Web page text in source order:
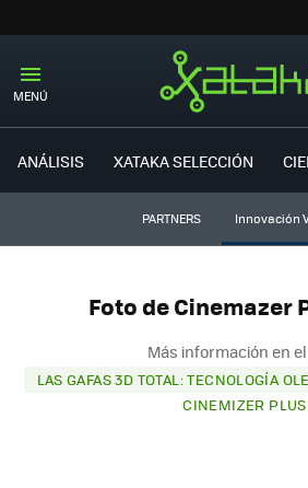
MENÚ
ANÁLISIS XATAKA SELECCIÓN
PARTNERS Innovación
Foto de Cinemazer
Más información en
LAS GAFAS 3D TOTAL: TECNOLOGÍA
CINEMIZER PLUS